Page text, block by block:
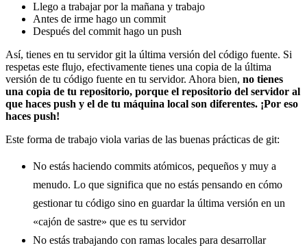
Llego a trabajar por la mañana y trabajo
Antes de irme hago un commit
Después del commit hago un push
Así, tienes en tu servidor git la última versión del código fuente. Si
respetas este flujo, efectivamente tienes una copia de la última
versión de tu código fuente en tu servidor. Ahora bien, no tienes
una copia de tu repositorio, porque el repositorio del servidor al
que haces push y el de tu máquina local son diferentes. ¡Por eso
haces push!
Este forma de trabajo viola varias de las buenas prácticas de git:
No estás haciendo commits atómicos, pequeños y muy a
menudo. Lo que significa que no estás pensando en cómo
gestionar tu código sino en guardar la última versión en un
«cajón de sastre» que es tu servidor
No estás trabajando con ramas locales para desarrollar